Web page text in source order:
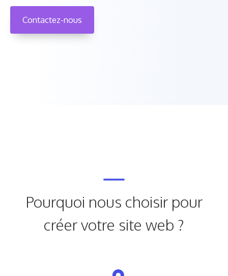
Contactez-nous
Pourquoi nous choisir pour
créer votre site web ?